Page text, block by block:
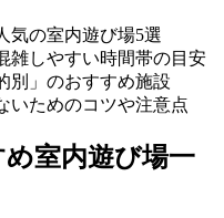
気の室内遊び場5選
雑しやすい時間帯の目安
別」のおすすめ施設
いためのコツや注意点
め室内遊び場一